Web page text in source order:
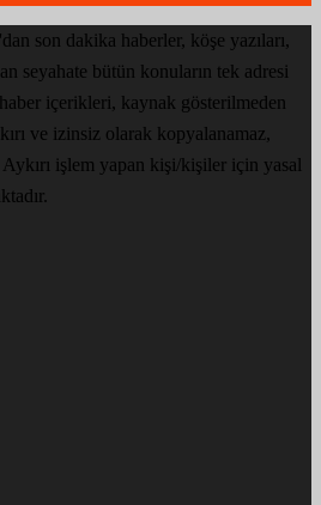
son dakika haberler, köşe yazıları,
seyahate bütün konuların tek adresi
içerikleri, kaynak gösterilmeden
ve izinsiz olarak kopyalanamaz,
işlem yapan kişi/kişiler için yasal